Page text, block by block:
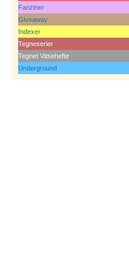
Fanziner
Giveaway
Indexer
Tegneserier
Tegnet Vitsehefte
Underground